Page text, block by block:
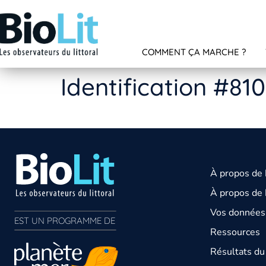
COMMENT ÇA MARCHE ?
Identification
EST UN PROGRAMME DE
À propos de
À propos de
Vos
Ressources
Résultats